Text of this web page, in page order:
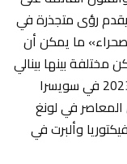
يقدم رؤى متجذرة في
ما يمكن أن
بينها بينالي
هلسنكي 2023 في فنلندا، وكولتورسكايب 2023 في سويسرا
الفن المعاصر في لونغ
وألبرت في